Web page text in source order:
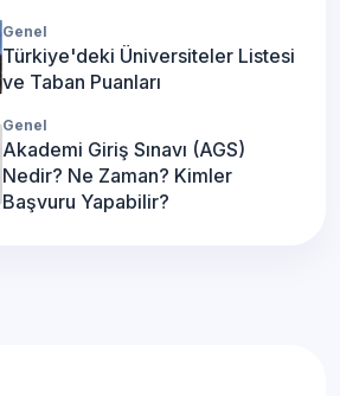
Genel
Türkiye'deki Üniversiteler Listesi
ve Taban Puanları
Genel
Akademi Giriş Sınavı (AGS)
Nedir? Ne Zaman? Kimler
Başvuru Yapabilir?